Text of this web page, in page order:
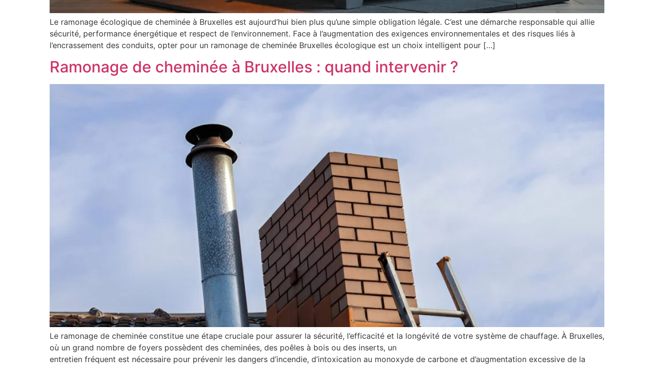
Le ramonage écologique de cheminée à Bruxelles est aujourd’hui bien plus qu’une simple obligation légale. C’est une démarche responsable qui allie
sécurité, performance énergétique et respect de l’environnement. Face à l’augmentation des exigences environnementales et des risques liés à
l’encrassement des conduits, opter pour un ramonage de cheminée Bruxelles écologique est un choix intelligent pour […]
Ramonage de cheminée à Bruxelles : quand intervenir ?
Le ramonage de cheminée constitue une étape cruciale pour assurer la sécurité, l’efficacité et la longévité de votre système de chauffage. À Bruxelles,
où un grand nombre de foyers possèdent des cheminées, des poêles à bois ou des inserts, un
entretien fréquent est nécessaire pour prévenir les dangers d’incendie, d’intoxication au monoxyde de carbone et d’augmentation excessive de la